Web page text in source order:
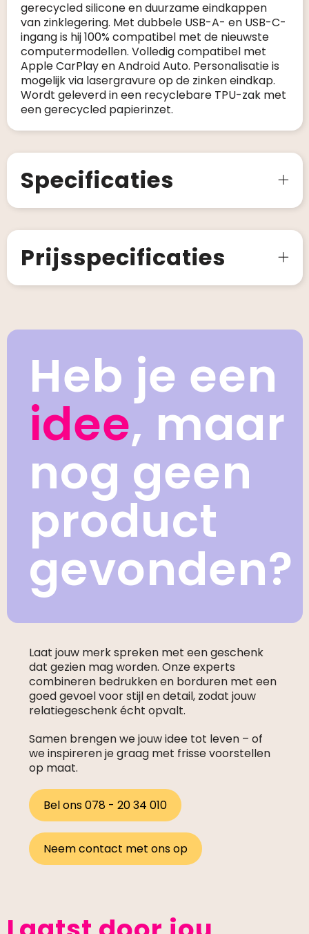
gerecycled silicone en duurzame eindkappen
van zinklegering. Met dubbele USB-A- en USB-C-
ingang is hij 100% compatibel met de nieuwste
computermodellen. Volledig compatibel met
Apple CarPlay en Android Auto. Personalisatie is
mogelijk via lasergravure op de zinken eindkap.
Wordt geleverd in een recyclebare TPU-zak met
een gerecycled papierinzet.
Specificaties
Prijsspecificaties
Heb je een
idee, maar
nog geen
product
gevonden?
Laat jouw merk spreken met een geschenk
dat gezien mag worden. Onze experts
combineren bedrukken en borduren met een
goed gevoel voor stijl en detail, zodat jouw
relatiegeschenk écht opvalt.
Samen brengen we jouw idee tot leven – of
we inspireren je graag met frisse voorstellen
op maat.
Bel ons 078 - 20 34 010
Neem contact met ons op